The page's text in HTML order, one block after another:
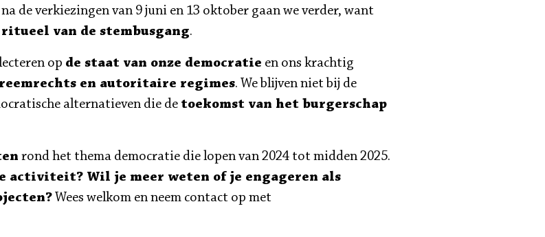
de verkiezingen van 9 juni en 13 oktober gaan we verder, want
van de stembusgang.
op de staat van onze democratie en ons krachtig
en autoritaire regimes. We blijven niet bij de
alternatieven die de toekomst van het burgerschap
rond het thema democratie die lopen van 2024 tot midden 2025.
activiteit? Wil je meer weten of je engageren als
Wees welkom en neem contact op met